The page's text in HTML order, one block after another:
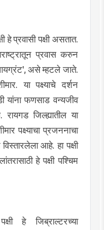
हे प्रवासी पक्षी असतात.
प्रवास करुन
मायग्रंट', असे म्हटले जाते.
या पक्ष्याचे दर्शन
यांना फणसाड वन्यजीव
जिल्ह्यातील या
पक्ष्याचा प्रजननाचा
आहे. हा पक्षी
हे पक्षी पश्चिम
हे जिब्राल्टरच्या